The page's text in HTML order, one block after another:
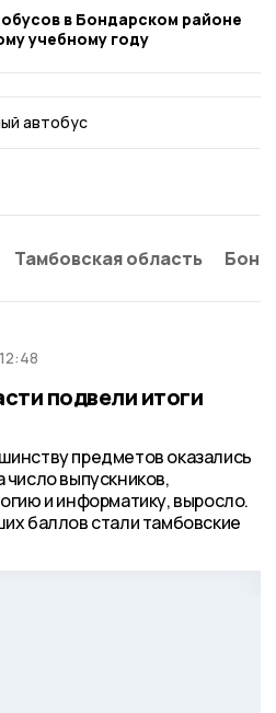
в Бондарском районе
учебному году
автобус
Тамбовская область
подвели итоги
предметов оказались
выпускников,
и информатику, выросло.
баллов стали тамбовские